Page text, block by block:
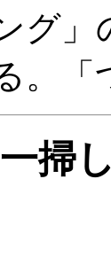
グ」
。「
掃